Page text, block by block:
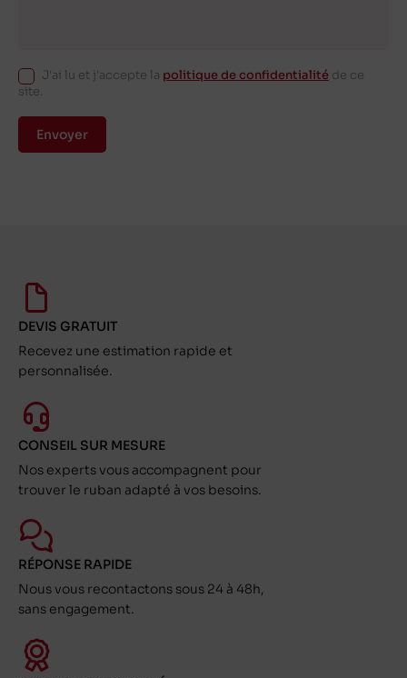
J'ai lu et j'accepte la politique de confidentialité de ce
site.
Envoyer
DEVIS GRATUIT
Recevez une estimation rapide et
personnalisée.
CONSEIL SUR MESURE
Nos experts vous accompagnent pour
trouver le ruban adapté à vos besoins.
RÉPONSE RAPIDE
Nous vous recontactons sous 24 à 48h,
sans engagement.